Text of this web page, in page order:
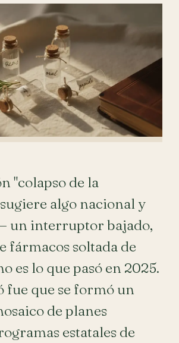
"colapso de la
algo nacional y
un interruptor bajado,
fármacos soltada de
es lo que pasó en 2025.
fue que se formó un
de planes
estatales de